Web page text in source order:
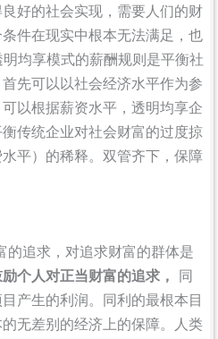
好的社会实现，需要人们的财
件在现实中根本无法满足，也
均享模式的薪酬规则是平衡社
先可以以社会经济水平作为参
以根据薪资水平，透明均享企
传统企业对社会财富的过度掠
平）的稀释。双管齐下，保障
追求，对追求财富的群体是
个人对正当财富的追求， 同
产生的利润。同利的最根本目
无差别的经济上的保障。人类